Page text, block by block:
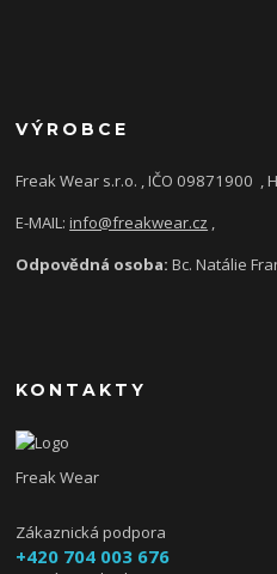
VÝROBCE
Freak Wear s.r.o. , IČO 09871900 ,
E-MAIL:info@freakwear.cz ,
Odpovědná osoba:Bc. Natálie
KONTAKTY
Freak Wear
Zákaznická podpora
+420 704 003 676